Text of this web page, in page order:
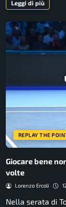
Leggi di più
REPLAY THE
Giocare bene
volte
Lorenzo Ercoli
Nella serata di